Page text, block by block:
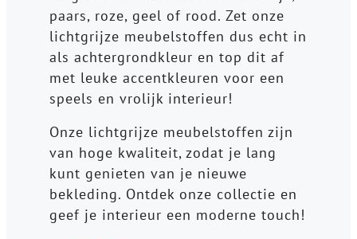
paars, roze, geel of rood. Zet onze
lichtgrijze meubelstoffen dus echt in
als achtergrondkleur en top dit af
met leuke accentkleuren voor een
speels en vrolijk interieur!
Onze lichtgrijze meubelstoffen zijn
van hoge kwaliteit, zodat je lang
kunt genieten van je nieuwe
bekleding. Ontdek onze collectie en
geef je interieur een moderne touch!